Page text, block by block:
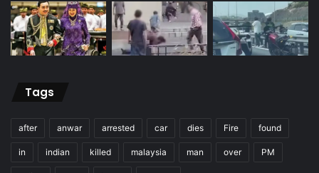
Tags
after anwar arrested car dies Fire found
in indian killed malaysia man over PM